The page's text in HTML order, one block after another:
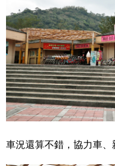
車況還算不錯，協力車、